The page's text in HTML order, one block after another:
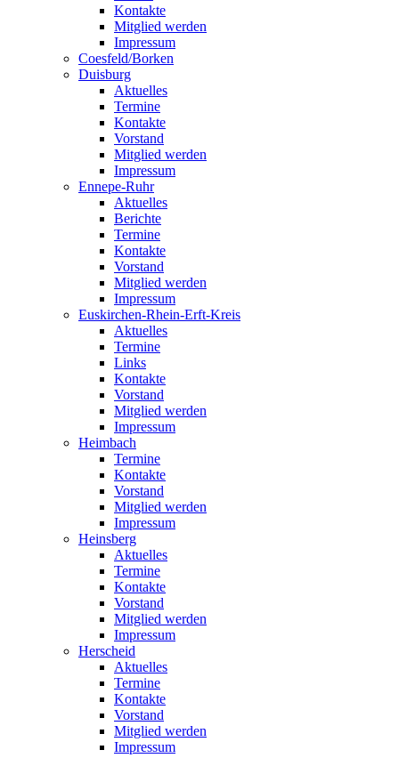
Kontakte
Mitglied werden
Impressum
Coesfeld/Borken
Duisburg
Aktuelles
Termine
Kontakte
Vorstand
Mitglied werden
Impressum
Ennepe-Ruhr
Aktuelles
Berichte
Termine
Kontakte
Vorstand
Mitglied werden
Impressum
Euskirchen-Rhein-Erft-Kreis
Aktuelles
Termine
Links
Kontakte
Vorstand
Mitglied werden
Impressum
Heimbach
Termine
Kontakte
Vorstand
Mitglied werden
Impressum
Heinsberg
Aktuelles
Termine
Kontakte
Vorstand
Mitglied werden
Impressum
Herscheid
Aktuelles
Termine
Kontakte
Vorstand
Mitglied werden
Impressum